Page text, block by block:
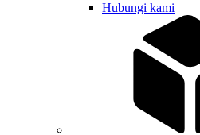
Hubungi kami